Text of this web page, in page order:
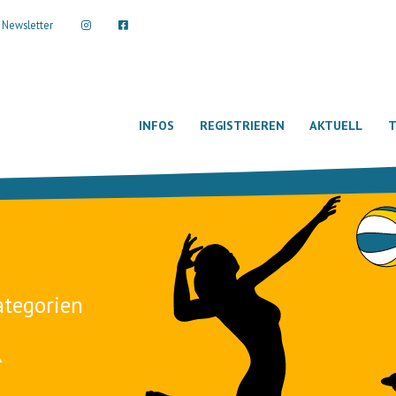
Newsletter
INFOS REGISTRIEREN AKTUELL